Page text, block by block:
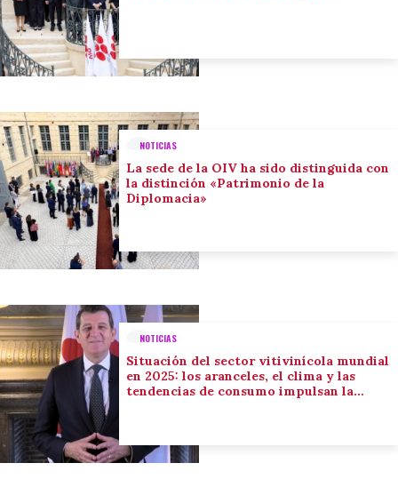
NOTICIAS
La sede de la OIV ha sido distinguida con
la distinción «Patrimonio de la
Diplomacia»
NOTICIAS
Situación del sector vitivinícola mundial
en 2025: los aranceles, el clima y las
tendencias de consumo impulsan la